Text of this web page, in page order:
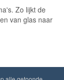
Zo lijkt de
van glas naar